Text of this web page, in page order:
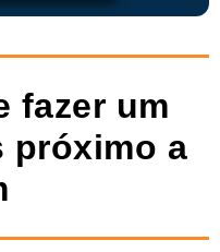
fazer um
próximo a